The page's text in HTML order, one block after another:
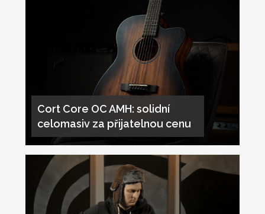
Cort Core OC AMH: solidní
celomasiv za přijatelnou cenu